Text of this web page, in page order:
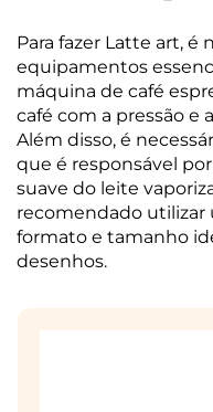
Para fazer Latte art, é
equipamentos
máquina de café
café com a pressão e
Além disso, é
que é responsável
suave do leite
recomendado utilizar
formato e tamanho
desenhos.